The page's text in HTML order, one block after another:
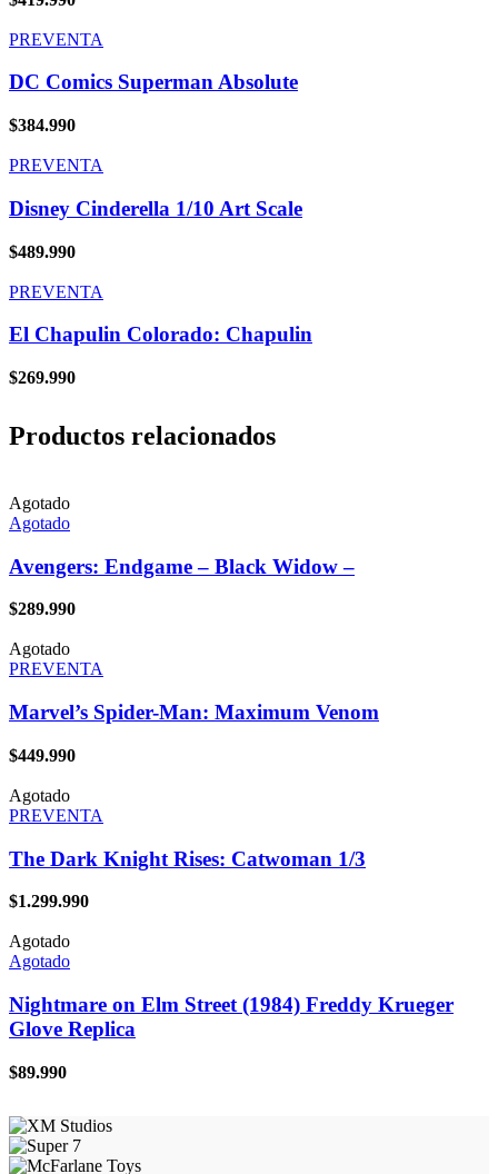
PREVENTA
DC Comics Superman Absolute
$384.990
PREVENTA
Disney Cinderella 1/10 Art Scale
$489.990
PREVENTA
El Chapulin Colorado: Chapulin
$269.990
Productos relacionados
Agotado
Agotado
Avengers: Endgame – Black Widow –
$289.990
Agotado
PREVENTA
Marvel’s Spider-Man: Maximum Venom
$449.990
Agotado
PREVENTA
The Dark Knight Rises: Catwoman 1/3
$1.299.990
Agotado
Agotado
Nightmare on Elm Street (1984) Freddy Krueger
Glove Replica
$89.990